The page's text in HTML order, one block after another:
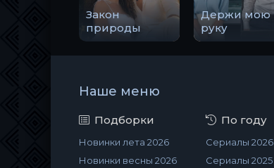
Закон
природы
Держи мою
руку
Наше меню
Подборки
Новинки лета 2026
Новинки весны 2026
По году
Сериалы 2026
Сериалы 2025